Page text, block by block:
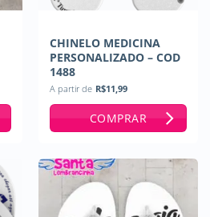
CHINELO MEDICINA
PERSONALIZADO – COD
1488
A partir de R$11,99
COMPRAR